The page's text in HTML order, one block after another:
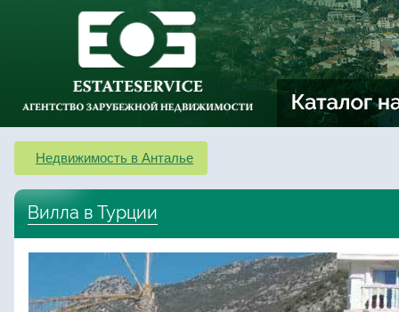
Недвижимость в Анталье
Вилла в Турции